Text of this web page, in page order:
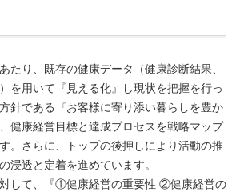
たり、既存の健康データ（健康診断結果、
を用いて『見える化』し現状を把握を行っ
針である『お客様に寄り添い暮らしを豊か
健康経営目標と達成プロセスを戦略マップ
。さらに、トップの後押しにより活動の推
浸透と定着を進めています。
して、『①健康経営の重要性 ②健康経営の